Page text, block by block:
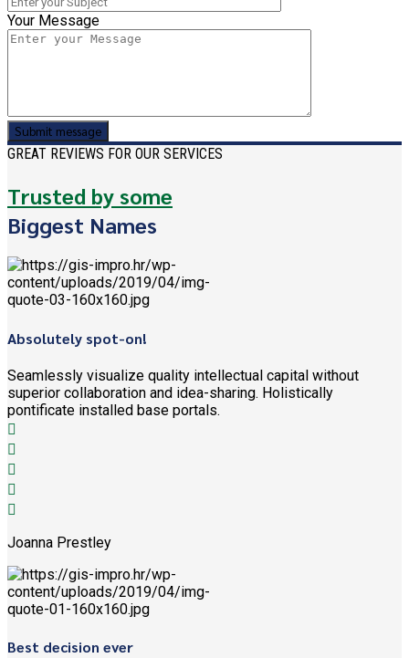
Your Message
GREAT REVIEWS FOR OUR SERVICES
Trusted by some
Biggest Names
Absolutely spot-on!
Seamlessly visualize quality intellectual capital without
superior collaboration and idea-sharing. Holistically
pontificate installed base portals.
Joanna Prestley
Best decision ever